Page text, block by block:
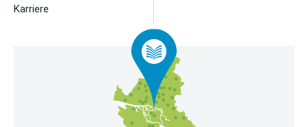
Karriere